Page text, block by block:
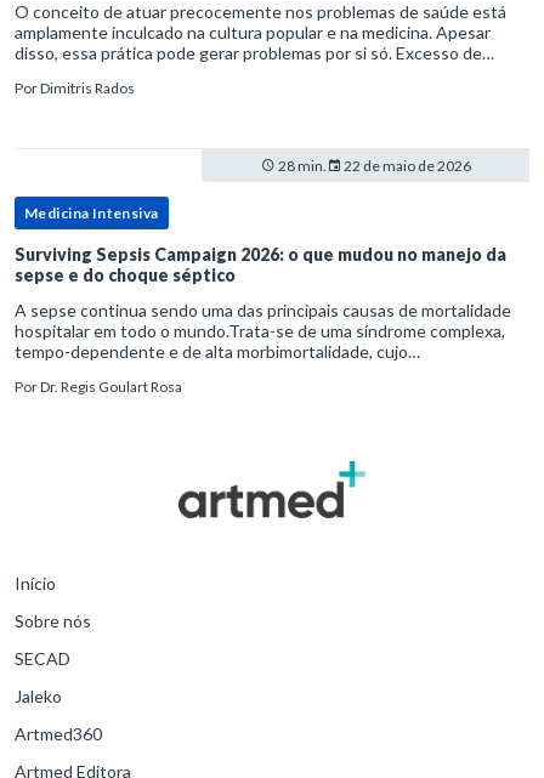
O conceito de atuar precocemente nos problemas de saúde está
amplamente inculcado na cultura popular e na medicina. Apesar
disso, essa prática pode gerar problemas por si só. Excesso de
PorDimitris Rados
28 min. 22 de maio de 2026
Medicina Intensiva
Surviving Sepsis Campaign 2026: o que mudou no manejo da
sepse e do choque séptico
A sepse continua sendo uma das principais causas de mortalidade
hospitalar em todo o mundo.Trata-se de uma síndrome complexa,
tempo-dependente e de alta morbimortalidade, cujo
para o desfe
PorDr. Regis Goulart Rosa
Início
Sobre nós
SECAD
Jaleko
Artmed360
Artmed Editora